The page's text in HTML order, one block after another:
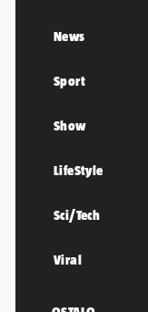
News
Sport
Show
LifeStyle
Sci/Tech
Viral